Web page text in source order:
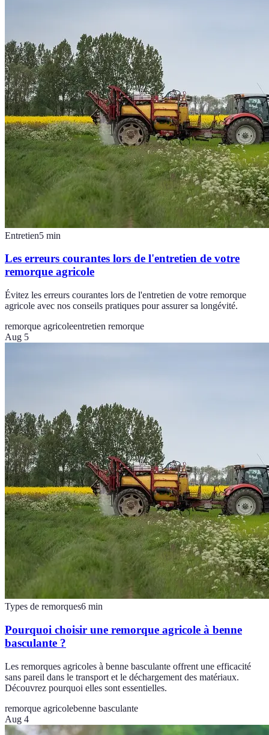
Entretien5 min
Les erreurs courantes lors de l'entretien de votre
remorque agricole
Évitez les erreurs courantes lors de l'entretien de votre remorque
agricole avec nos conseils pratiques pour assurer sa longévité.
remorque agricoleentretien remorque
Aug 5
Types de remorques6 min
Pourquoi choisir une remorque agricole à benne
basculante ?
Les remorques agricoles à benne basculante offrent une efficacité
sans pareil dans le transport et le déchargement des matériaux.
Découvrez pourquoi elles sont essentielles.
remorque agricolebenne basculante
Aug 4